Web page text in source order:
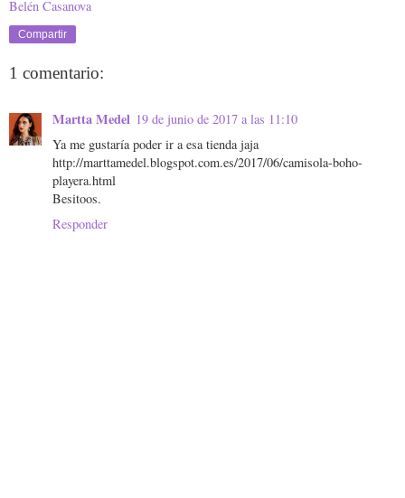
Belén Casanova
Compartir
1 comentario:
Martta Medel 19 de junio de 2017 a las 11:10
Ya me gustaría poder ir a esa tienda jaja
http://marttamedel.blogspot.com.es/2017/06/camisola-boho-
playera.html
Besitoos.
Responder